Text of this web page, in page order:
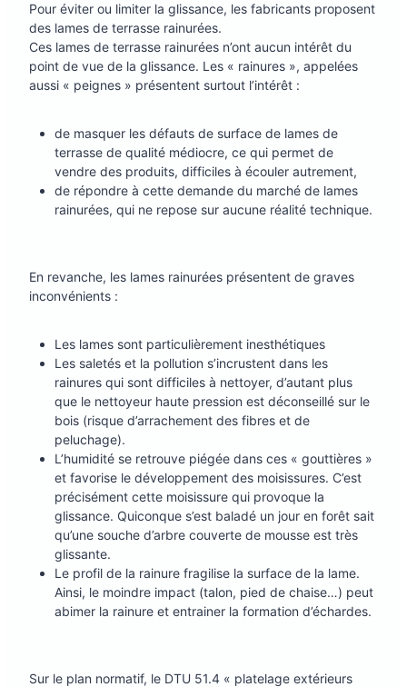
Pour éviter ou limiter la glissance, les fabricants proposent
des lames de terrasse rainurées.
Ces lames de terrasse rainurées n’ont aucun intérêt du
point de vue de la glissance. Les « rainures », appelées
aussi « peignes » présentent surtout l’intérêt :
de masquer les défauts de surface de lames de
terrasse de qualité médiocre, ce qui permet de
vendre des produits, difficiles à écouler autrement,
de répondre à cette demande du marché de lames
rainurées, qui ne repose sur aucune réalité technique.
En revanche, les lames rainurées présentent de graves
inconvénients :
Les lames sont particulièrement inesthétiques
Les saletés et la pollution s’incrustent dans les
rainures qui sont difficiles à nettoyer, d’autant plus
que le nettoyeur haute pression est déconseillé sur le
bois (risque d’arrachement des fibres et de
peluchage).
L’humidité se retrouve piégée dans ces « gouttières »
et favorise le développement des moisissures. C’est
précisément cette moisissure qui provoque la
glissance. Quiconque s’est baladé un jour en forêt sait
qu’une souche d’arbre couverte de mousse est très
glissante.
Le profil de la rainure fragilise la surface de la lame.
Ainsi, le moindre impact (talon, pied de chaise…) peut
abimer la rainure et entrainer la formation d’échardes.
Sur le plan normatif, le DTU 51.4 « platelage extérieurs